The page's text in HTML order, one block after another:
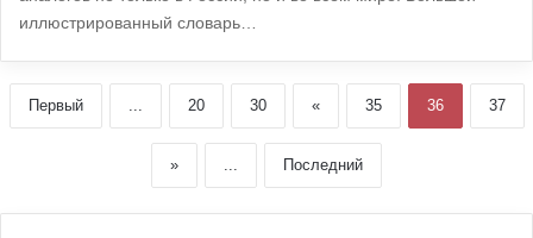
иллюстрированный словарь…
Первый 20 30 « 35 36 37
» Последний